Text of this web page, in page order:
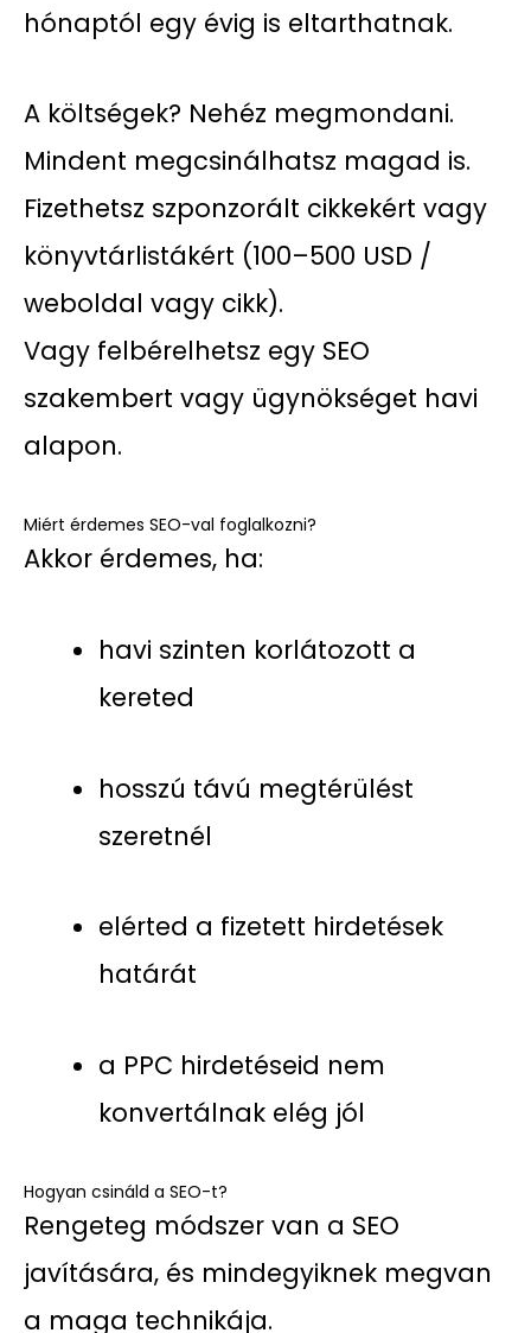
hónaptól egy évig is eltarthatnak.
A költségek? Nehéz megmondani.
Mindent megcsinálhatsz magad is.
Fizethetsz szponzorált cikkekért vagy
könyvtárlistákért (100–500 USD /
weboldal vagy cikk).
Vagy felbérelhetsz egy SEO
szakembert vagy ügynökséget havi
alapon.
Miért érdemes SEO-val foglalkozni?
Akkor érdemes, ha:
havi szinten korlátozott a
kereted
hosszú távú megtérülést
szeretnél
elérted a fizetett hirdetések
határát
a PPC hirdetéseid nem
konvertálnak elég jól
Hogyan csináld a SEO-t?
Rengeteg módszer van a SEO
javítására, és mindegyiknek megvan
a maga technikája.